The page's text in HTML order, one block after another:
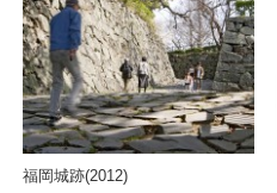
福岡城跡(2012)